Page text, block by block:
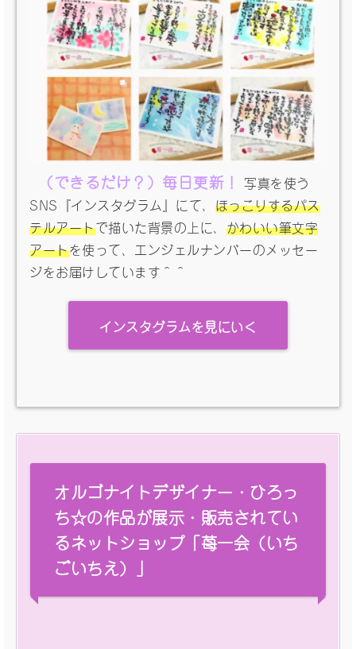
（できるだけ？）毎日更新！
写真を使う
SNS『インスタグラム』にて、 ほっこりするパス
テルアートで描いた背景の上に、 かわいい筆文字
アートを使って、エンジェルナンバーのメッセー
ジをお届けしています＾＾
インスタグラムを見にいく
オルゴナイトデザイナー・ひろっ
ち☆の作品が展示・販売されてい
るネットショップ「苺一会（いち
ごいちえ）」